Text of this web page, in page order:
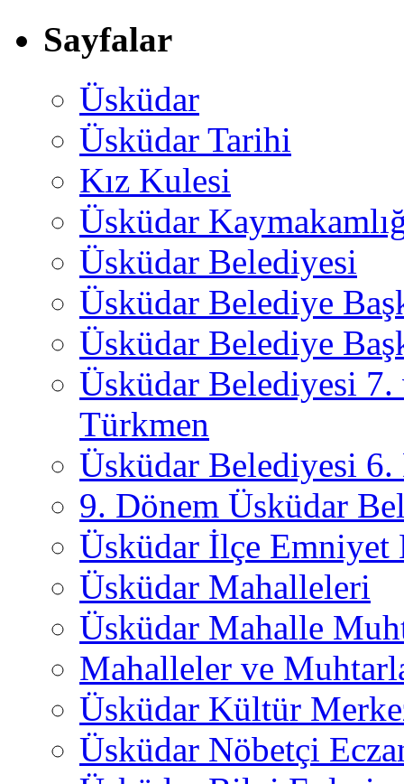
Sayfalar
Üsküdar
Üsküdar Tarihi
Kız Kulesi
Üsküdar
Üsküdar Belediyesi
Üsküdar Belediye
Üsküdar Belediye
Üsküdar Belediyesi
Türkmen
Üsküdar Belediyesi 6.
9. Dönem Üsküdar
Üsküdar İlçe
Üsküdar Mahalleleri
Üsküdar Mahalle
Mahalleler ve
Üsküdar Kültür
Üsküdar Nöbetçi